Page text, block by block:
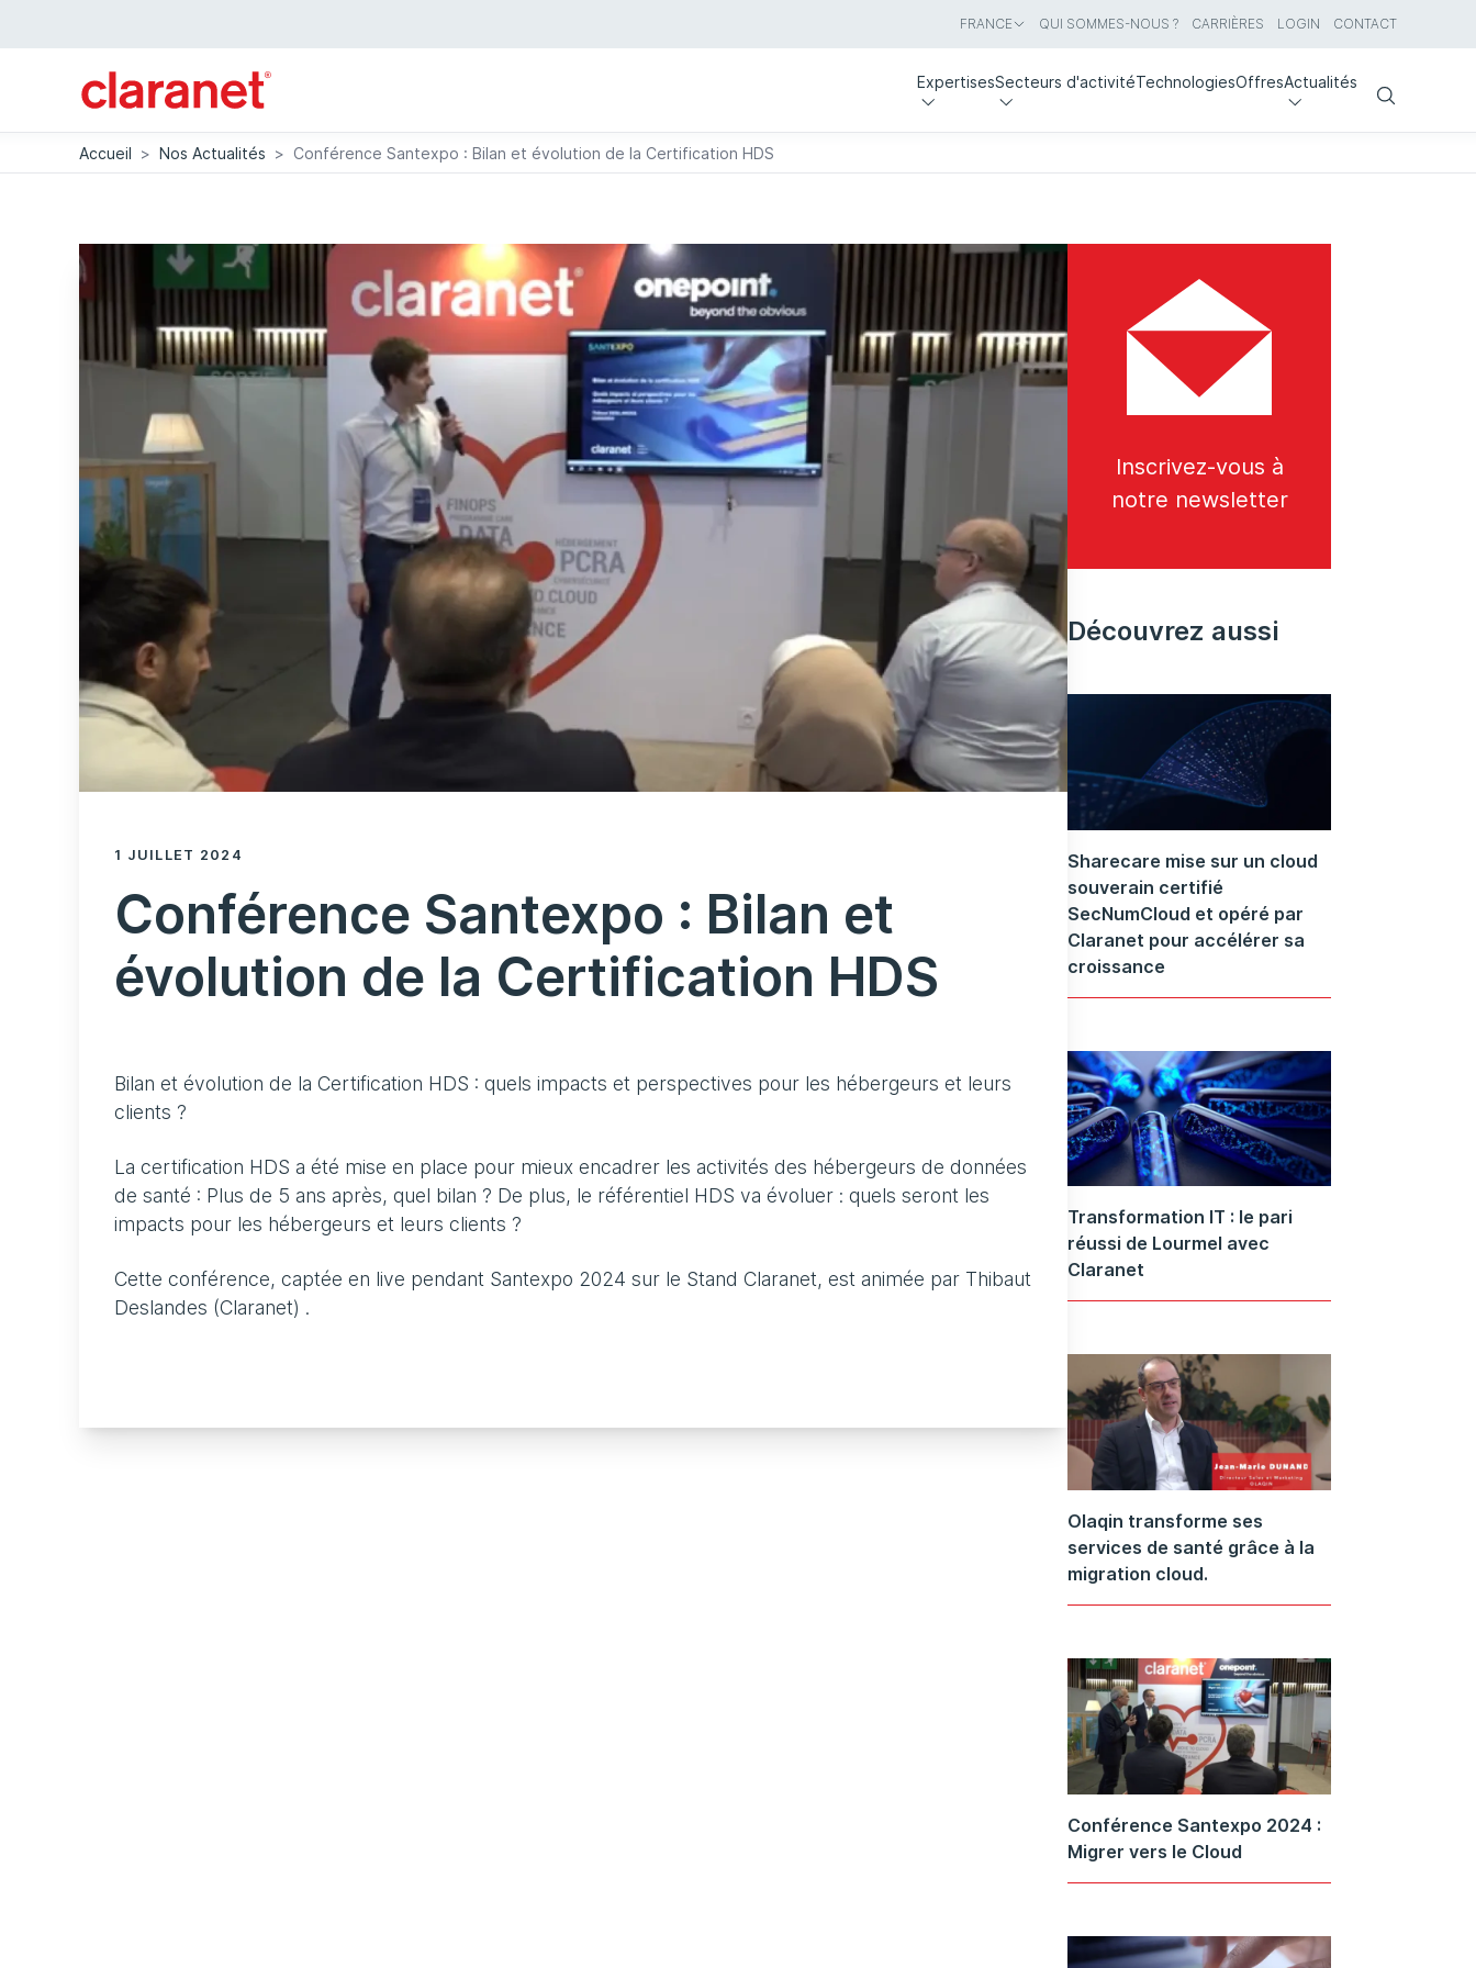
FRANCE QUI SOMMES-NOUS ? CARRIÈRES LOGIN CONTACT
ExpertisesSecteurs d'activitéTechnologiesOffresActualités
Search
Accueil > Nos Actualités > Conférence Santexpo : Bilan et évolution de la Certification HDS
1 JUILLET 2024
Conférence Santexpo : Bilan et
évolution de la Certification HDS
Bilan et évolution de la Certification HDS : quels impacts et perspectives pour les hébergeurs et leurs
clients ?
La certification HDS a été mise en place pour mieux encadrer les activités des hébergeurs de données
de santé : Plus de 5 ans après, quel bilan ? De plus, le référentiel HDS va évoluer : quels seront les
impacts pour les hébergeurs et leurs clients ?
Cette conférence, captée en live pendant Santexpo 2024 sur le Stand Claranet, est animée par Thibaut
Deslandes (Claranet) .
Inscrivez-vous à
notre newsletter
Découvrez aussi
Sharecare mise sur un cloud
souverain certifié
SecNumCloud et opéré par
Claranet pour accélérer sa
croissance
Transformation IT : le pari
réussi de Lourmel avec
Claranet
Olaqin transforme ses
services de santé grâce à la
migration cloud.
Conférence Santexpo 2024 :
Migrer vers le Cloud